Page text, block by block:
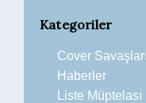
Kategoriler
Cover Savaşları
Haberler
Liste Müptelası